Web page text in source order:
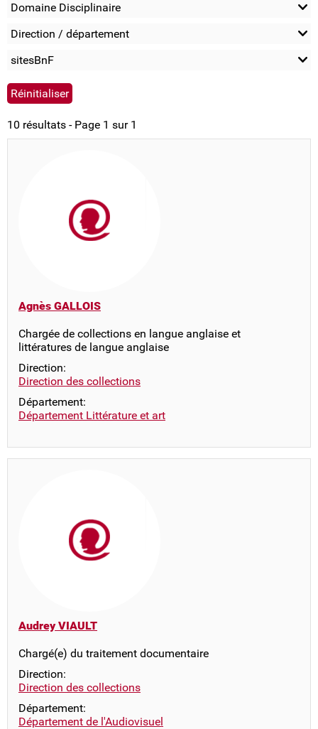
Domaine Disciplinaire
Direction / département
sitesBnF
10 résultats - Page 1 sur 1
Agnès GALLOIS
Chargée de collections en langue anglaise et
littératures de langue anglaise
Direction:
Direction des collections
Département:
Département Littérature et art
Audrey VIAULT
Chargé(e) du traitement documentaire
Direction:
Direction des collections
Département:
Département de l'Audiovisuel